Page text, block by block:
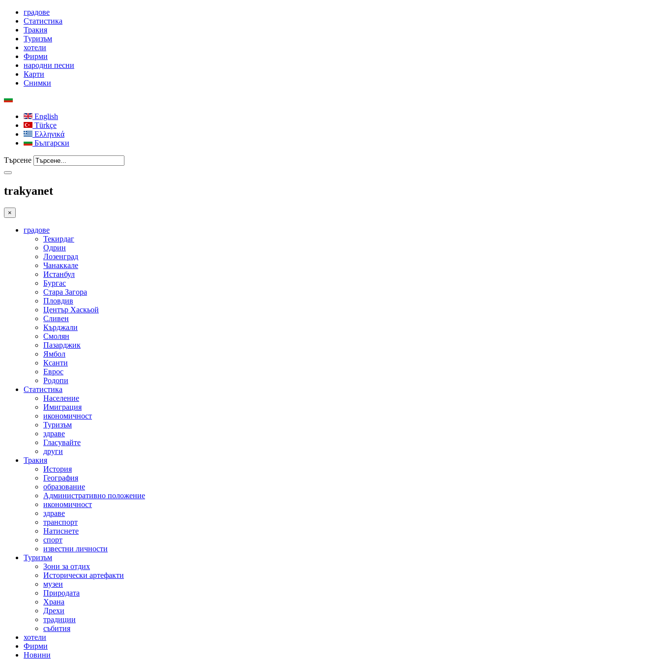
градове
Статистика
Тракия
Туризъм
хотели
Фирми
народни песни
Карти
Снимки
English
Türkçe
Ελληνικά
Български
Търсене
trakyanet
×
градове
Текирдаг
Одрин
Лозенград
Чанаккале
Истанбул
Бургас
Стара Загора
Пловдив
Център Хаскьой
Сливен
Кърджали
Смолян
Пазарджик
Ямбол
Ксанти
Еврос
Родопи
Статистика
Население
Имиграция
икономичност
Туризъм
здраве
Гласувайте
други
Тракия
История
География
образование
Административно положение
икономичност
здраве
транспорт
Натиснете
спорт
известни личности
Туризъм
Зони за отдих
Исторически артефакти
музеи
Природата
Храна
Дрехи
традиции
събития
хотели
Фирми
Новини